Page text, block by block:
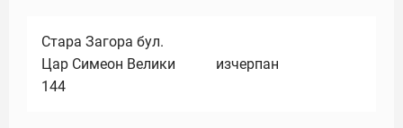
Стара Загора бул.
Цар Симеон Велики
144
изчерпан